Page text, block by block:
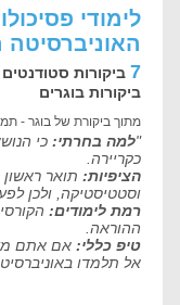
לימודי
7 ביקורות סטודנטים
ביקורות בוגרים
מתוך ביקורת של בוגר - תמר ש. 28/
"למה בחרתי: כי
כקריירה.
הציפיות: תואר ראשון
וסטטיסטיקה, ולכן
רמת לימודים:
ההוראה.
טיפ כללי: אם אתם
אל תלמדו